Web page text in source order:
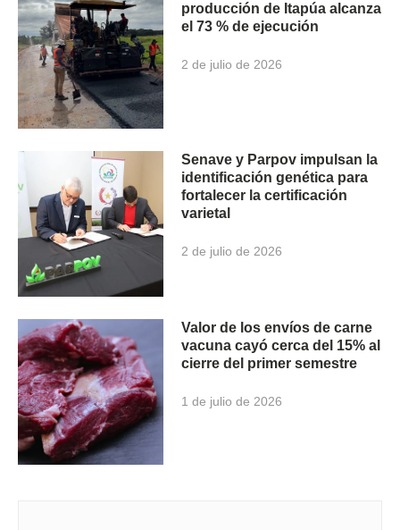
producción de Itapúa alcanza
el 73 % de ejecución
2 de julio de 2026
Senave y Parpov impulsan la
identificación genética para
fortalecer la certificación
varietal
2 de julio de 2026
Valor de los envíos de carne
vacuna cayó cerca del 15% al
cierre del primer semestre
1 de julio de 2026